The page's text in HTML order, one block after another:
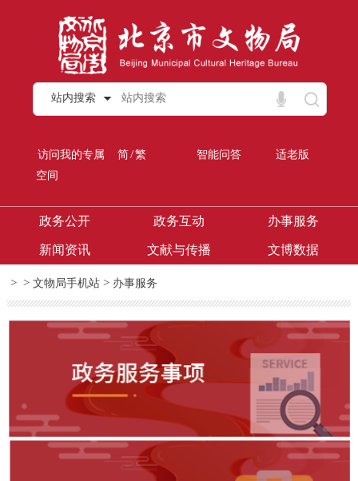
站内搜索
访问我的专属
空间
简/繁 智能问答 适老版
政务公开 政务互动 办事服务
新闻资讯 文献与传播 文博数据
> > 文物局手机站> 办事服务